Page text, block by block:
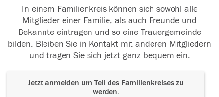
In einem Familienkreis können sich sowohl alle
Mitglieder einer Familie, als auch Freunde und
Bekannte eintragen und so eine Trauergemeinde
bilden. Bleiben Sie in Kontakt mit anderen Mitgliedern
und tragen Sie sich jetzt ganz bequem ein.
Jetzt anmelden um Teil des Familienkreises zu
werden.